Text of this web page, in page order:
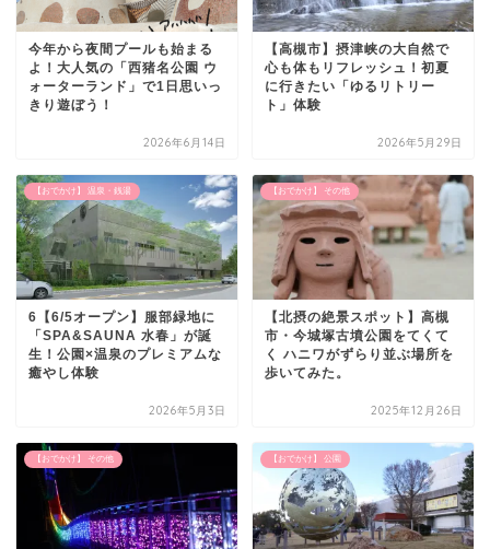
今年から夜間プールも始まる
よ！大人気の「西猪名公園 ウ
ォーターランド」で1日思いっ
きり遊ぼう！
2026年6月14日
【高槻市】摂津峡の大自然で
心も体もリフレッシュ！初夏
に行きたい「ゆるリトリー
ト」体験
2026年5月29日
【おでかけ】 温泉・銭湯
6【6/5オープン】服部緑地に
「SPA&SAUNA 水春」が誕
生！公園×温泉のプレミアムな
癒やし体験
2026年5月3日
【おでかけ】 その他
【北摂の絶景スポット】高槻
市・今城塚古墳公園をてくて
く ハニワがずらり並ぶ場所を
歩いてみた。
2025年12月26日
【おでかけ】 その他 【おでかけ】 公園